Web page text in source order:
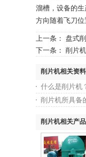
溜槽，设备的
方向随着飞刀位
上一条： 盘式
下一条： 削片
削片机相关资料
什么是削片机
削片机所具备
削片机相关产品